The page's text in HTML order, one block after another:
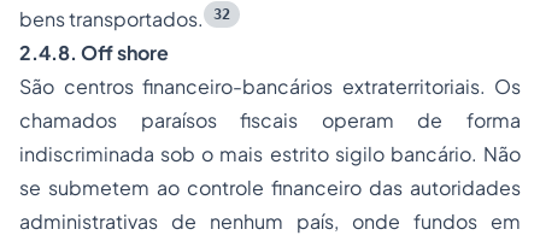
bens transportados.
32
2.4.8. Off shore
São centros financeiro-bancários extraterritoriais. Os
chamados paraísos fiscais operam de forma
indiscriminada sob o mais estrito sigilo bancário. Não
se submetem ao controle financeiro das autoridades
administrativas de nenhum país, onde fundos em